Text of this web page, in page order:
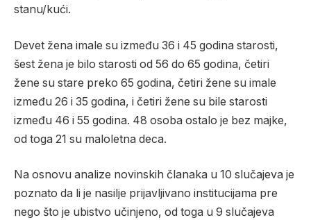
stanu/kući.
Devet žena imale su između 36 i 45 godina starosti,
šest žena je bilo starosti od 56 do 65 godina, četiri
žene su stare preko 65 godina, četiri žene su imale
između 26 i 35 godina, i četiri žene su bile starosti
između 46 i 55 godina. 48 osoba ostalo je bez majke,
od toga 21 su maloletna deca.
Na osnovu analize novinskih članaka u 10 slučajeva je
poznato da li je nasilje prijavljivano institucijama pre
nego što je ubistvo učinjeno, od toga u 9 slučajeva